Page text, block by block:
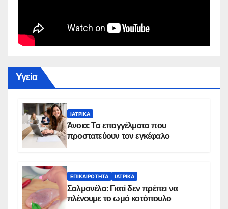
Yγεία
ΙΑΤΡΙΚΆ
Άνοια: Τα επαγγέλματα που
προστατεύουν τον εγκέφαλο
ΕΠΙΚΑΙΡΌΤΗΤΑ ΙΑΤΡΙΚΆ
Σαλμονέλα: Γιατί δεν πρέπει να
πλένουμε το ωμό κοτόπουλο